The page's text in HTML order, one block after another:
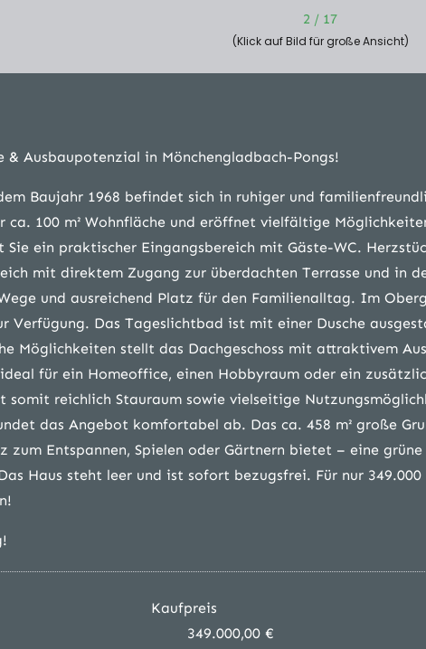
2 / 17
(Klick auf Bild für große Ansicht)
& Ausbaupotenzial in Mönchengladbach-Pongs!
Baujahr 1968 befindet sich in ruhiger und
ca. 100 m² Wohnfläche und eröffnet vielfältige
Sie ein praktischer Eingangsbereich mit Gäste-WC.
mit direktem Zugang zur überdachten Terrasse und in
und ausreichend Platz für den Familienalltag. Im
Verfügung. Das Tageslichtbad ist mit einer Dusche
Möglichkeiten stellt das Dachgeschoss mit attraktivem
für ein Homeoffice, einen Hobbyraum oder ein
reichlich Stauraum sowie vielseitige
das Angebot komfortabel ab. Das ca. 458 m² große
zum Entspannen, Spielen oder Gärtnern bietet – eine
Haus steht leer und ist sofort bezugsfrei. Für nur
Kaufpreis
349.000,00 €